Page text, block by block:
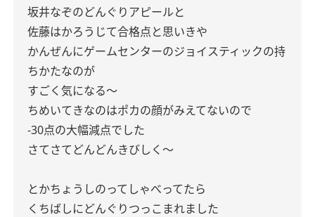
坂井なぞのどんぐりアピールと
佐藤はかろうじて合格点と思いきや
かんぜんにゲームセンターのジョイスティックの持
ちかたなのが
すごく気になる〜
ちめいてきなのはポカの顔がみえてないので
-30点の大幅減点でした
さてさてどんどんきびしく〜
とかちょうしのってしゃべってたら
くちばしにどんぐりつっこまれました